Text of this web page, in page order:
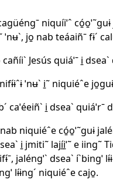
niquíiˈˆ có̱o̱ˈ˜guɨ
ˈnʉˋ, jo̱ nab teáaiñˉ fɨˊ
Jesús quiáˈˉ i̱
ˈnʉˋ i̱˜ niquiéˆe
caˈéeiñˋ i̱ dseaˋ quiáˈrˉ
niquiéˆe có̱o̱ˈ˜guɨ
i̱ jmiti˜ lají̱i̱ˈ˜ e iing˜
jaléngˈˋ dseaˋ íˋbingˈ
lɨ́ɨngˊ niquiéˆe cajo̱.